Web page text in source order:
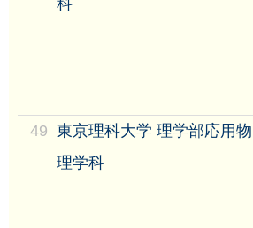
49 東京理科大学 理学部応用物
理学科